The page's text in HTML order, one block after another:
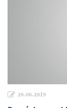
26.06.2019